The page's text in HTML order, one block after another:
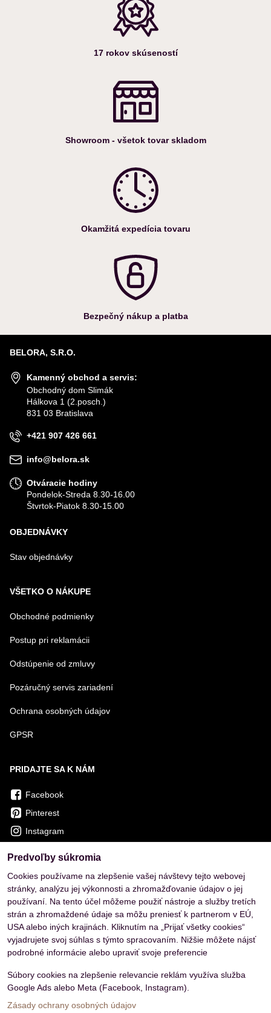
17 rokov skúseností
Showroom - všetok tovar skladom
Okamžitá expedícia tovaru
Bezpečný nákup a platba
BELORA, S.R.O.
Kamenný obchod a servis:
Obchodný dom Slimák
Hálkova 1 (2.posch.)
831 03 Bratislava
+421 907 426 661
info@belora.sk
Otváracie hodiny
Pondelok-Streda 8.30-16.00
Štvrtok-Piatok 8.30-15.00
OBJEDNÁVKY
Stav objednávky
VŠETKO O NÁKUPE
Obchodné podmienky
Postup pri reklamácii
Odstúpenie od zmluvy
Pozáručný servis zariadení
Ochrana osobných údajov
GPSR
PRIDAJTE SA K NÁM
Facebook
Pinterest
Instagram
Predvoľby súkromia
Cookies používame na zlepšenie vašej návštevy tejto webovej
stránky, analýzu jej výkonnosti a zhromažďovanie údajov o jej
používaní. Na tento účel môžeme použiť nástroje a služby tretích
strán a zhromaždené údaje sa môžu preniesť k partnerom v EÚ,
USA alebo iných krajinách. Kliknutím na „Prijať všetky cookies“
vyjadrujete svoj súhlas s týmto spracovaním. Nižšie môžete nájsť
podrobné informácie alebo upraviť svoje preferencie
Súbory cookies na zlepšenie relevancie reklám využíva služba
Google Ads alebo Meta (Facebook, Instagram).
Zásady ochrany osobných údajov